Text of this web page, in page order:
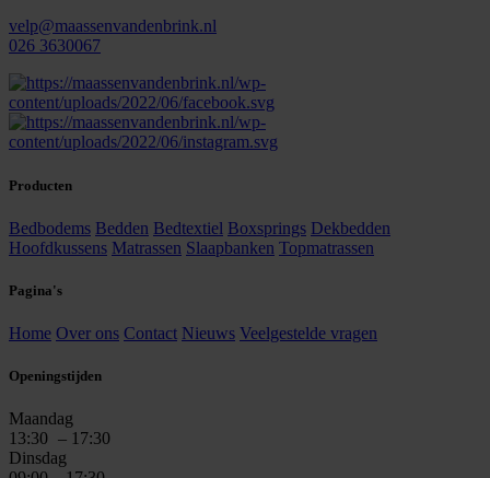
velp@maassenvandenbrink.nl
026 3630067
Producten
Bedbodems Bedden Bedtextiel Boxsprings Dekbedden
Hoofdkussens Matrassen Slaapbanken Topmatrassen
Pagina's
Home Over ons Contact Nieuws Veelgestelde vragen
Openingstijden
Maandag
13:30 – 17:30
Dinsdag